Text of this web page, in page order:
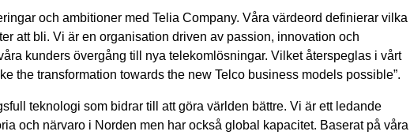
och ambitioner med Telia Company. Våra värdeord definierar vilka
att bli. Vi är en organisation driven av passion, innovation och
kunders övergång till nya telekomlösningar. Vilket återspeglas i vårt
the transformation towards the new Telco business models possible”.
teknologi som bidrar till att göra världen bättre. Vi är ett ledande
och närvaro i Norden men har också global kapacitet. Baserat på våra